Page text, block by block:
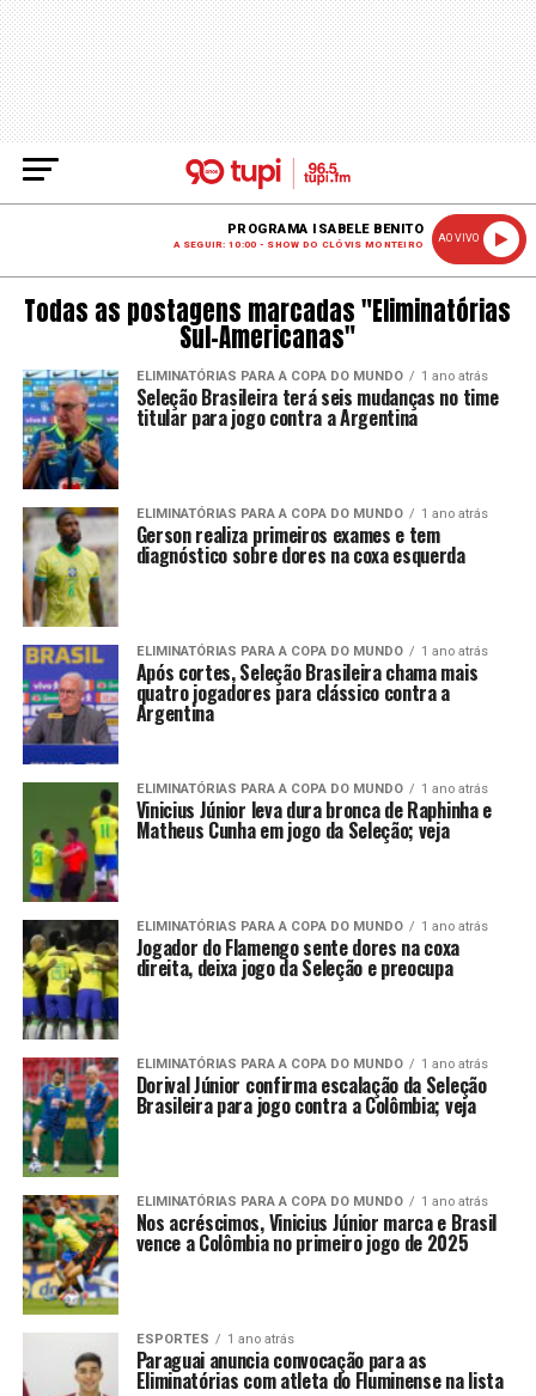
PROGRAMA ISABELE BENITO
A SEGUIR: 10:00 - SHOW DO CLÓVIS MONTEIRO
AO VIVO
Todas as postagens marcadas "Eliminatórias
Sul-Americanas"
ELIMINATÓRIAS PARA A COPA DO MUNDO 1 ano atrás
Seleção Brasileira terá seis mudanças no time
titular para jogo contra a Argentina
ELIMINATÓRIAS PARA A COPA DO MUNDO 1 ano atrás
Gerson realiza primeiros exames e tem
diagnóstico sobre dores na coxa esquerda
ELIMINATÓRIAS PARA A COPA DO MUNDO 1 ano atrás
Após cortes, Seleção Brasileira chama mais
quatro jogadores para clássico contra a
Argentina
ELIMINATÓRIAS PARA A COPA DO MUNDO 1 ano atrás
Vinicius Júnior leva dura bronca de Raphinha e
Matheus Cunha em jogo da Seleção; veja
ELIMINATÓRIAS PARA A COPA DO MUNDO 1 ano atrás
Jogador do Flamengo sente dores na coxa
direita, deixa jogo da Seleção e preocupa
ELIMINATÓRIAS PARA A COPA DO MUNDO 1 ano atrás
Dorival Júnior confirma escalação da Seleção
Brasileira para jogo contra a Colômbia; veja
ELIMINATÓRIAS PARA A COPA DO MUNDO 1 ano atrás
Nos acréscimos, Vinicius Júnior marca e Brasil
vence a Colômbia no primeiro jogo de 2025
ESPORTES 1 ano atrás
Paraguai anuncia convocação para as
Eliminatórias com atleta do Fluminense na lista